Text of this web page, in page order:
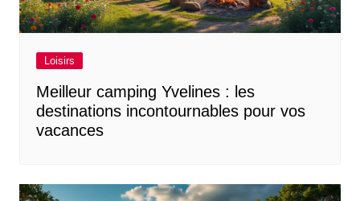
Loisirs
Meilleur camping Yvelines : les
destinations incontournables pour vos
vacances